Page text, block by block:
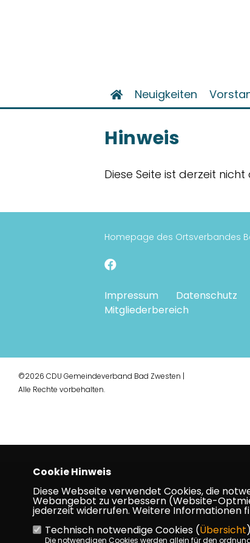
Neuigkeiten
Hinweis
Diese Seite ist derzeit
Homepage des Ortsverbandes
Impressum Datenschutz
Mitgliederbereich
©2026 CDU Gemeindeverband Bad Zwesten |
Alle Rechte vorbehalten.
Cookie Hinweis
Diese Webseite verwendet Cookies, die
Webangebot zu verbessern (Website-
jederzeit widerrufen. Weitere Informationen
Technisch notwendige Cookies (Übersicht)
Die notwendigen Cookies werden allein für den